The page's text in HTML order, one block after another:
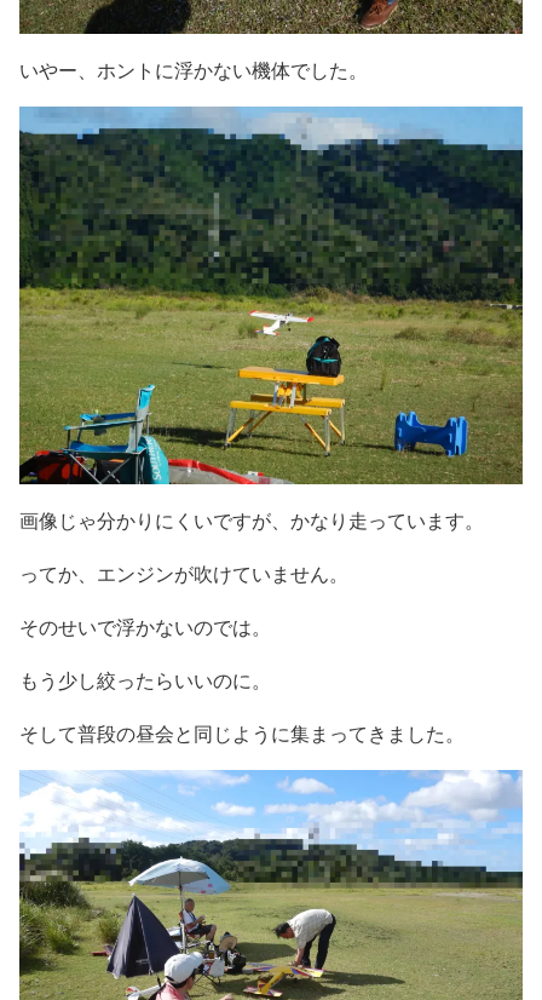
いやー、ホントに浮かない機体でした。
画像じゃ分かりにくいですが、かなり走っています。
ってか、エンジンが吹けていません。
そのせいで浮かないのでは。
もう少し絞ったらいいのに。
そして普段の昼会と同じように集まってきました。